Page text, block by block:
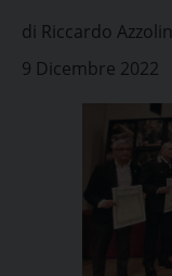
di Riccardo Azzolini
9 Dicembre 2022